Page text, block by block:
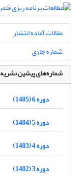
مقالات آماده انتشار
شماره جاری
شماره‌های پیشین نشریه
دوره 6 (1405)
دوره 5 (1404)
دوره 4 (1403)
دوره 3 (1402)